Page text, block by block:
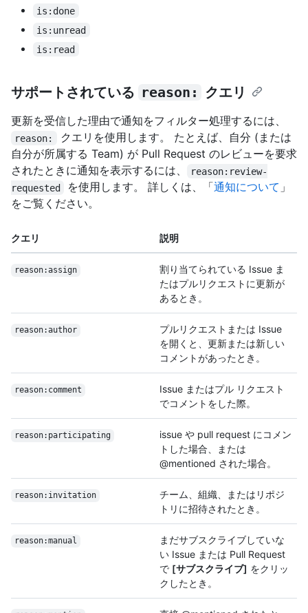
is:done
is:unread
is:read
サポートされている reason: クエリ
更新を受信した理由で通知をフィルター処理するには、
reason:
クエリを使用します。 たとえば、自分 (または
自分が所属する Team) が Pull Request のレビューを要求
されたときに通知を表示するには、
reason:review-
requested
を使用します。 詳しくは、「通知について 」
をご覧ください。
クエリ 説明
reason:assign
割り当てられている Issue ま
たはプルリクエストに更新が
あるとき。
reason:author
プルリクエストまたは Issue
を開くと、更新または新しい
コメントがあったとき。
reason:comment
Issue またはプル リクエスト
でコメントをした際。
reason:participating
issue や pull request にコメン
トした場合、または
@mentioned された場合。
reason:invitation
チーム、組織、またはリポジ
トリに招待されたとき。
reason:manual
まだサブスクライブしていな
い Issue または Pull Request
で [サブスクライブ] をクリッ
クしたとき。